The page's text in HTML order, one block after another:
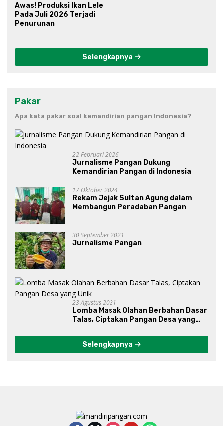
Awas! Produksi Ikan Lele
Pada Juli 2026 Terjadi
Penurunan
Selengkapnya
Pakar
Apa kata pakar soal kemandirian pangan Indonesia?
22 Februari 2026
Jurnalisme Pangan Dukung
Kemandirian Pangan di Indonesia
17 Oktober 2024
Rekam Jejak Sultan Agung dalam
Membangun Peradaban Pangan
30 September 2021
Jurnalisme Pangan
23 Agustus 2021
Lomba Masak Olahan Berbahan Dasar
Talas, Ciptakan Pangan Desa yang
Selengkapnya